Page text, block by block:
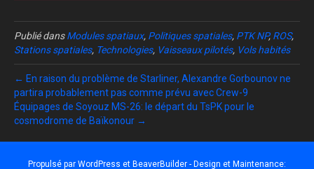
Publié dansModules spatiaux, Politiques spatiales, PTK NP,ROS,
Stations spatiales, Technologies, Vaisseaux pilotés, Vols habités
← En raison du problème de Starliner, Alexandre Gorbounov ne
partira probablement pas comme prévu avec Crew-9
Équipages de Soyouz MS-26: le départ du TsPK pour le
cosmodrome de Baïkonour →
Propulsé par WordPress et BeaverBuilder - Design et Maintenance: